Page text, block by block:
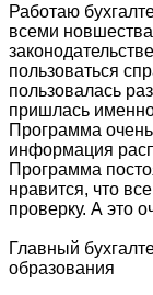
Работаю
всеми
пользоваться
пользовалась
пришлась
Программа
информация
Программа
нравится, что
проверку. А это
Главный
образования